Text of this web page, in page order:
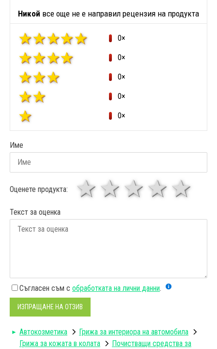
Никой все още не е направил рецензия на продукта
0×
0×
0×
0×
0×
Име
Оценете продукта: 4
3
звезди
1 звезда
Текст за оценка
Съгласен съм с обработката на лични данни.
ИЗПРАЩАНЕ НА ОТЗИВ
Автокозметика
Грижа за интериора на автомобила
Грижа за кожата в колата
Почистващи средства за